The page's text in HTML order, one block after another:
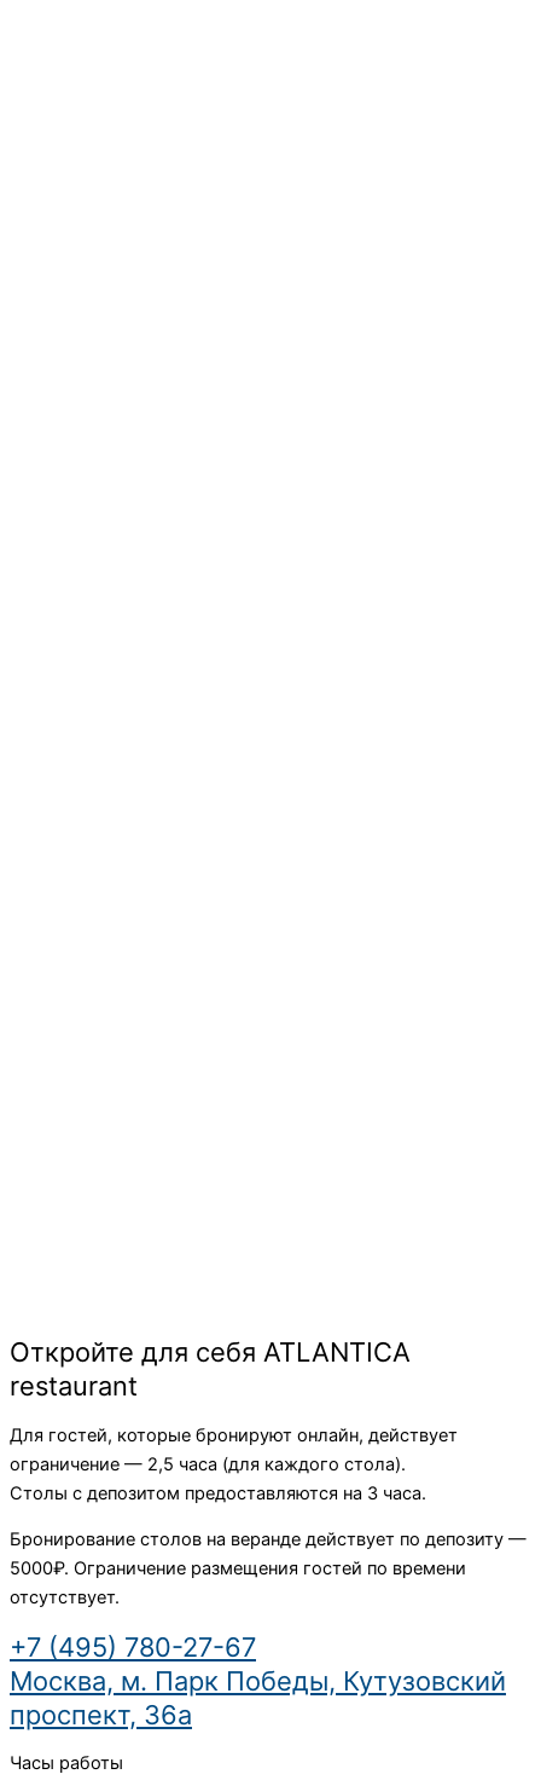
Откройте для себя ATLANTICA
restaurant
Для гостей, которые бронируют онлайн, действует
ограничение — 2,5 часа (для каждого стола).
Столы с депозитом предоставляются на 3 часа.
Бронирование столов на веранде действует по депозиту —
5000₽. Ограничение размещения гостей по времени
отсутствует.
+7 (495) 780-27-67
Москва, м. Парк Победы, Кутузовский
проспект, 36а
Часы работы